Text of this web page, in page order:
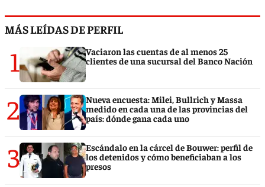
MÁS LEÍDAS DE PERFIL
1
Vaciaron las cuentas de al menos 25
clientes de una sucursal del Banco Nación
2
Nueva encuesta: Milei, Bullrich y Massa
medido en cada una de las provincias del
país: dónde gana cada uno
3
Escándalo en la cárcel de Bouwer: perfil de
los detenidos y cómo beneficiaban a los
presos